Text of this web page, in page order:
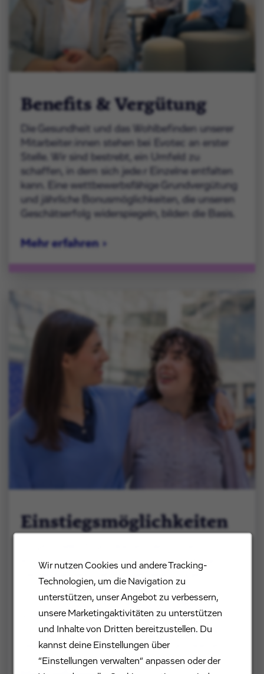
Wir nutzen Cookies und andere Tracking-
Technologien, um die Navigation zu
unterstützen, unser Angebot zu verbessern,
unsere Marketingaktivitäten zu unterstützen
und Inhalte von Dritten bereitzustellen. Du
kannst deine Einstellungen über
“Einstellungen verwalten“ anpassen oder der
Benefits & Vergütung
Die Gesundheit und das Wohlbefinden unserer
Mitarbeiter:innen stehen bei Evotec an erster
Stelle. Wir sind bestrebt, ein Umfeld zu
schaffen, in dem sich jede:r Einzelne entfalten
kann. Eine wettbewerbsfähige Grundvergütung
und jährliche Bonusmöglichkeiten, die unseren
Geschätserfolg widerspiegeln, bilden die Basis.
Mehr erfahren
Einstiegsmöglichkeiten
einzusteigen. Ganz gleich, ob Du am Anfang
Deiner Karriere stehst oder bereits über
umfangreiche Erfahrung verfügst. Ob mit
Promotion, Hochschulabschluss oder
Ausbildung – in Forschung & Entwicklung,
Produktion oder Business Development: Wir
bieten Dir vielfältige Einstiegsmöglichkeiten.